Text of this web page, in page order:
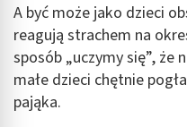
A być może jako dzieci
reagują strachem na
sposób „uczymy się”, że
małe dzieci chętnie
pająka.